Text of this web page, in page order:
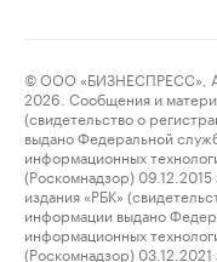
© ООО «БИЗНЕСПРЕСС»,
2026. Сообщения и
(свидетельство о
выдано Федеральной
информационных
(Роскомнадзор)
издания «РБК»
информации выдано
информационных
(Роскомнадзор)